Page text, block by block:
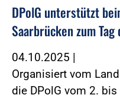
DPolG unterstützt
Saarbrücken zum
04.10.2025 |
Organisiert vom
die DPolG vom 2.